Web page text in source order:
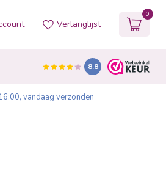
Verlanglijst
0
8.8
vandaag verzonden